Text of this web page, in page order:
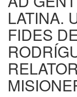
LATINA.
FIDES